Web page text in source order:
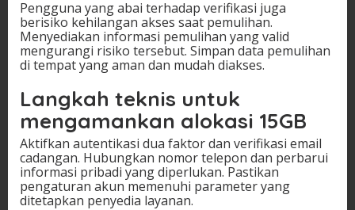
Pengguna yang abai terhadap verifikasi juga
berisiko kehilangan akses saat pemulihan.
Menyediakan informasi pemulihan yang valid
mengurangi risiko tersebut. Simpan data pemulihan
di tempat yang aman dan mudah diakses.
Langkah teknis untuk
mengamankan alokasi 15GB
Aktifkan autentikasi dua faktor dan verifikasi email
cadangan. Hubungkan nomor telepon dan perbarui
informasi pribadi yang diperlukan. Pastikan
pengaturan akun memenuhi parameter yang
ditetapkan penyedia layanan.